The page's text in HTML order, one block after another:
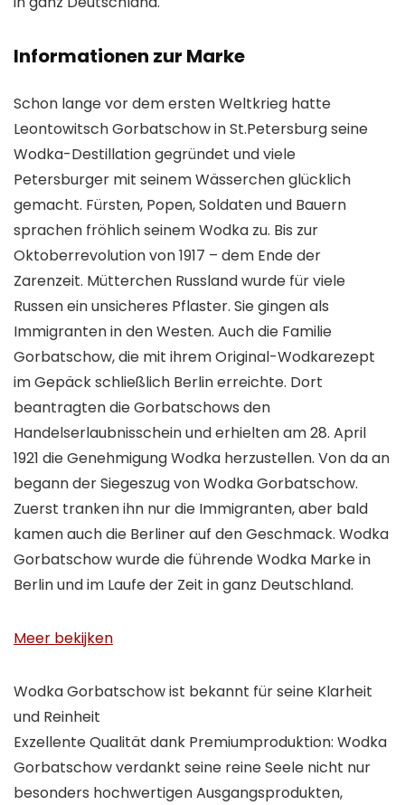
Informationen zur Marke
Schon lange vor dem ersten Weltkrieg hatte
Leontowitsch Gorbatschow in St.Petersburg seine
Wodka-Destillation gegründet und viele
Petersburger mit seinem Wässerchen glücklich
gemacht. Fürsten, Popen, Soldaten und Bauern
sprachen fröhlich seinem Wodka zu. Bis zur
Oktoberrevolution von 1917 – dem Ende der
Zarenzeit. Mütterchen Russland wurde für viele
Russen ein unsicheres Pflaster. Sie gingen als
Immigranten in den Westen. Auch die Familie
Gorbatschow, die mit ihrem Original-Wodkarezept
im Gepäck schließlich Berlin erreichte. Dort
beantragten die Gorbatschows den
Handelserlaubnisschein und erhielten am 28. April
1921 die Genehmigung Wodka herzustellen. Von da an
begann der Siegeszug von Wodka Gorbatschow.
Zuerst tranken ihn nur die Immigranten, aber bald
kamen auch die Berliner auf den Geschmack. Wodka
Gorbatschow wurde die führende Wodka Marke in
Berlin und im Laufe der Zeit in ganz Deutschland.
Meer bekijken
Wodka Gorbatschow ist bekannt für seine Klarheit
und Reinheit
Exzellente Qualität dank Premiumproduktion: Wodka
Gorbatschow verdankt seine reine Seele nicht nur
besonders hochwertigen Ausgangsprodukten,